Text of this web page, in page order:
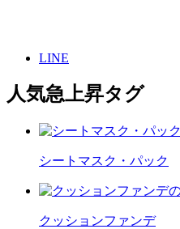
LINE
人気急上昇タグ
シートマスク・パック
クッションファンデ